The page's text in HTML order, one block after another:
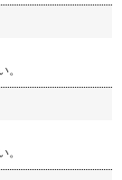
。
。